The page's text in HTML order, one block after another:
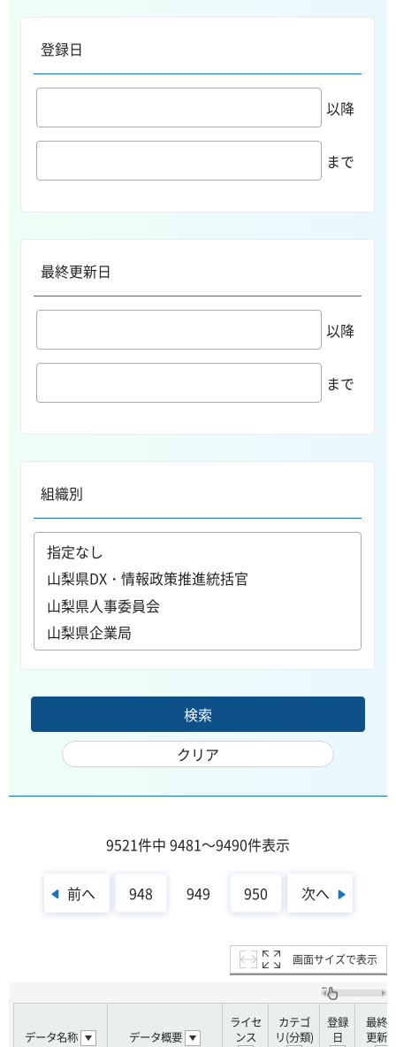
登録日
以降
まで
最終更新日
以降
まで
組織別
9521件中 9481～9490件表示
前へ 948 949 950 次へ
画面サイズで表示
データ名称 データ概要
ライセ
ンス
カテゴ
リ(分類)
登録
日
最終
更新